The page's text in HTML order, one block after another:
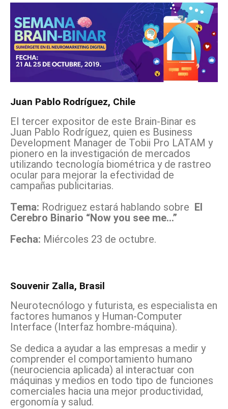
Juan Pablo Rodríguez, Chile
El tercer expositor de este Brain-Binar es
Juan Pablo Rodríguez, quien es Business
Development Manager de Tobii Pro LATAM y
pionero en la investigación de mercados
utilizando tecnología biométrica y de rastreo
ocular para mejorar la efectividad de
campañas publicitarias.
Tema: Rodriguez estará hablando sobre El
Cerebro Binario “Now you see me…”
Fecha: Miércoles 23 de octubre.
Souvenir Zalla, Brasil
Neurotecnólogo y futurista, es especialista en
factores humanos y Human-Computer
Interface (Interfaz hombre-máquina).
Se dedica a ayudar a las empresas a medir y
comprender el comportamiento humano
(neurociencia aplicada) al interactuar con
máquinas y medios en todo tipo de funciones
comerciales hacia una mejor productividad,
ergonomía y salud.